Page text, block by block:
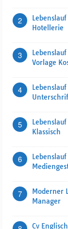
2
Hotellerie
3
Vorlage
4
5
Klassisch
6
Lebenslauf
7
Moderner
Manager
Cv